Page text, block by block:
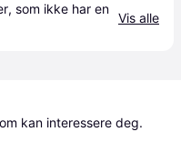
, som ikke har en
Vis alle